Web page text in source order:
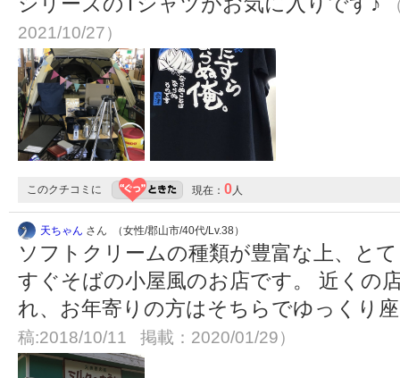
2021/10/27）
このクチコミに 現在： 0人
天ちゃん さん （女性/郡山市/40代/Lv.38）
ソフトクリームの種類が豊富な上、と
すぐそばの小屋風のお店です。 近くの
れ、お年寄りの方はそちらでゆっくり
稿:2018/10/11 掲載：2020/01/29）